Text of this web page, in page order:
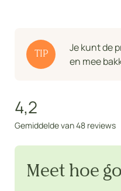
TIP
Je kunt de
en mee
4,2
Gemiddelde van 48 reviews
Meet hoe